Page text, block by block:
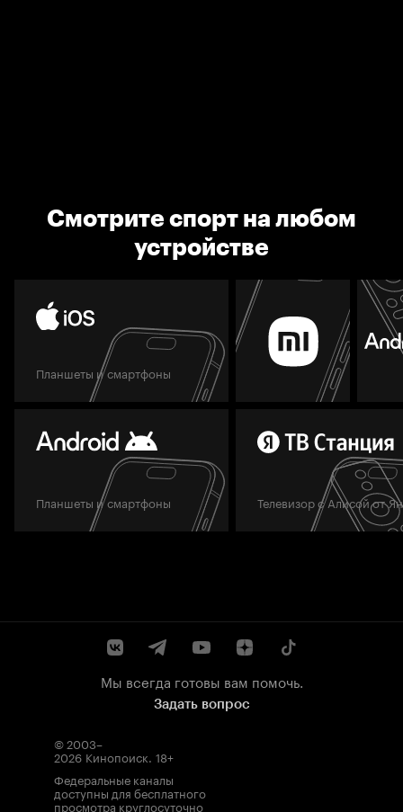
Смотрите спорт на любом
устройстве
Планшеты и смартфоны
Планшеты и смартфоны Телевизор с Алисой от
Мы всегда готовы вам помочь.
Задать вопрос
© 2003–
2026 Кинопоиск. 18+
Федеральные каналы
доступны для бесплатного
просмотра круглосуточно